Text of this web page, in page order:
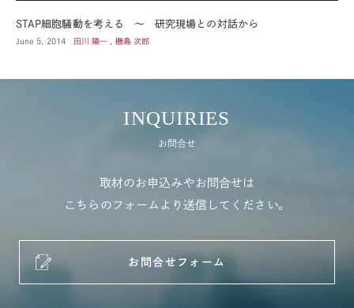
STAP細胞騒動を考える ～ 研究現場との対話から
June 5, 2014 田川 陽一 , 橳島 次郎
INQUIRIES
お問合せ
取材のお申込みやお問合せは
こちらのフォームより送信してください。
お問合せフォーム